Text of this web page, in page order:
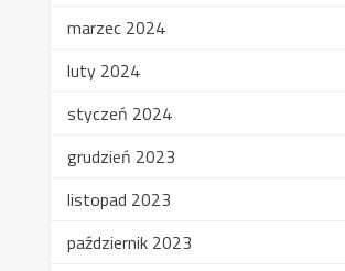
marzec 2024
luty 2024
styczeń 2024
grudzień 2023
listopad 2023
październik 2023